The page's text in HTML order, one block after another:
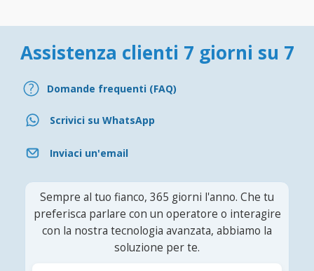
Assistenza clienti 7 giorni su 7
Domande frequenti (FAQ)
Scrivici su WhatsApp
Inviaci un'email
Sempre al tuo fianco, 365 giorni l'anno. Che tu
preferisca parlare con un operatore o interagire
con la nostra tecnologia avanzata, abbiamo la
soluzione per te.